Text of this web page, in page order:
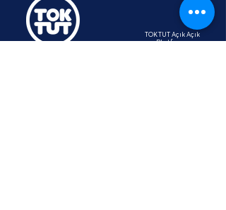
TOKTUT Açık Açık
Platformu